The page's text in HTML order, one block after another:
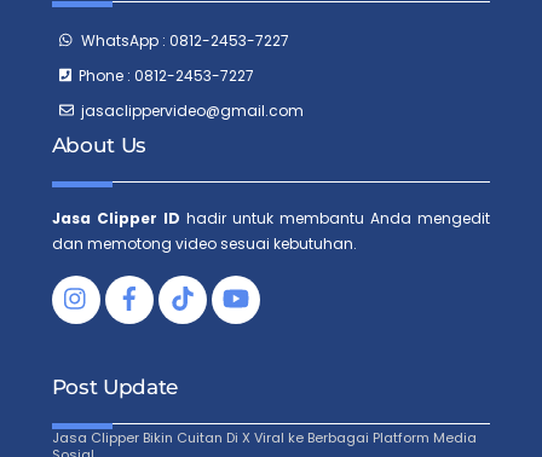
WhatsApp : 0812-2453-7227
Phone : 0812-2453-7227
jasaclippervideo@gmail.com
About Us
Jasa Clipper ID hadir untuk membantu Anda mengedit
dan memotong video sesuai kebutuhan.
FacebookTiktok
Post Update
Jasa Clipper Bikin Cuitan Di X Viral ke Berbagai Platform Media